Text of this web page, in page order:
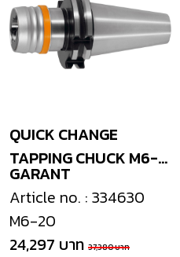
GARANT
QUICK CHANGE
TAPPING CHUCK M6-
20
Article no. : 334630
M6-20
24,297 บาท 37,380 บาท